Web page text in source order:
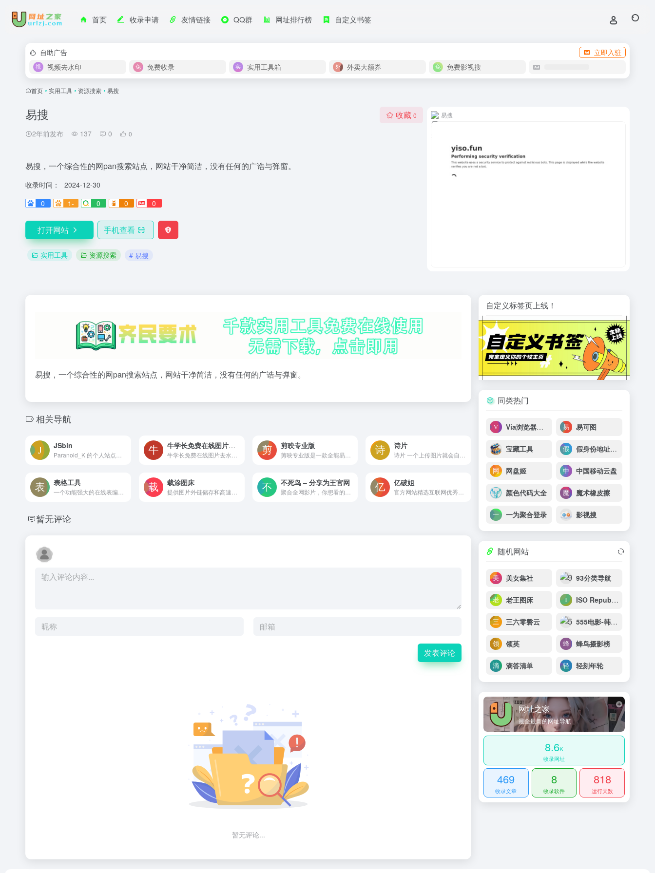
首页 收录申请 友情链接 QQ群 网址排行榜 自定义书签
自助广告
立即入驻
视频去水印
免费收录 实用工具箱 外卖大额券 免费影视搜
首页 • 实用工具 • 资源搜索 • 易搜
易搜
2年前发布 137 0 0
收藏 0
易搜，一个综合性的网pan搜索站点，网站干净简洁，没有任何的广诰与弹窗。
收录时间：
2024-12-30
0
1- 0 0 0
打开网站 手机查看
实用工具 资源搜索 # 易搜
易搜
易搜，一个综合性的网pan搜索站点，网站干净简洁，没有任何的广诰与弹窗。
相关导航
JSbin 牛学长免费在线图片去水印_免费去照片水印_去除图片杂物 剪映专业版 诗片
表格工具 载涂图床 不死鸟 – 分享为王官网 亿破姐
暂无评论
发表评论
暂无评论...
自定义标签页上线！
同类热门
Via浏览器官网 – 崇尚速度与简约的手机浏览器，Via唯一官方网站 易可图
宝藏工具 假身份地址生成器
网盘姬 中国移动云盘
颜色代码大全 魔术橡皮擦
一为聚合登录 影视搜
随机网站
美女集社 93分类导航
老王图床 ISO Republic
三六零磐云 555电影-韩国电影免费在线看-奈飞Netflix免费看-在线电影网-最新欧美剧
领英 蜂鸟摄影榜
滴答清单 轻刻年轮
网址之家
最全最新的网址导航
8.6K
收录网址
469
收录文章
8
收录软件
818
运行天数